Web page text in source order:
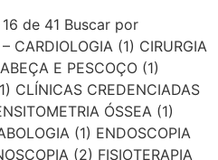
de 41 Buscar por
CARDIOLOGIA (1) CIRURGIA
E PESCOÇO (1)
CLÍNICAS CREDENCIADAS
ÓSSEA (1)
(1) ENDOSCOPIA
(2) FISIOTERAPIA